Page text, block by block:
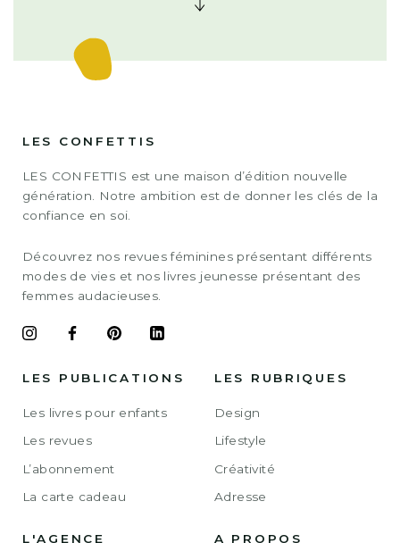
LES CONFETTIS
LES CONFETTIS est une maison d’édition nouvelle
génération. Notre ambition est de donner les clés de la
confiance en soi.
Découvrez nos revues féminines présentant différents
modes de vies et nos livres jeunesse présentant des
femmes audacieuses.
LES PUBLICATIONS
Les livres pour enfants
Les revues
L’abonnement
La carte cadeau
LES RUBRIQUES
Design
Lifestyle
Créativité
Adresse
L'AGENCE A PROPOS